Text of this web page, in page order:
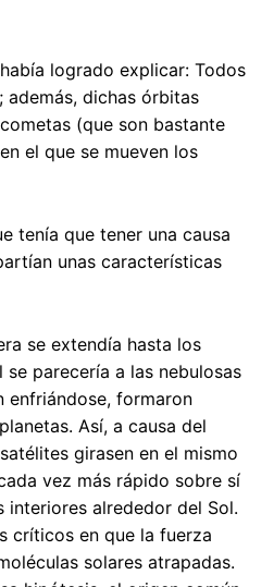
logrado explicar: Todos
dichas órbitas
(que son bastante
el que se mueven los
tenía que tener una causa
unas características
se extendía hasta los
parecería a las nebulosas
enfriándose, formaron
Así, a causa del
girasen en el mismo
vez más rápido sobre sí
interiores alrededor del Sol.
críticos en que la fuerza
solares atrapadas.